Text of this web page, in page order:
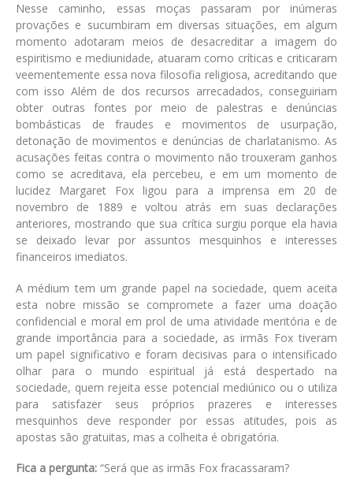
Nesse caminho, essas moças passaram por inúmeras
provações e sucumbiram em diversas situações, em algum
momento adotaram meios de desacreditar a imagem do
espiritismo e mediunidade, atuaram como críticas e criticaram
veementemente essa nova filosofia religiosa, acreditando que
com isso Além de dos recursos arrecadados, conseguiriam
obter outras fontes por meio de palestras e denúncias
bombásticas de fraudes e movimentos de usurpação,
detonação de movimentos e denúncias de charlatanismo. As
acusações feitas contra o movimento não trouxeram ganhos
como se acreditava, ela percebeu, e em um momento de
lucidez Margaret Fox ligou para a imprensa em 20 de
novembro de 1889 e voltou atrás em suas declarações
anteriores, mostrando que sua crítica surgiu porque ela havia
se deixado levar por assuntos mesquinhos e interesses
financeiros imediatos.
A médium tem um grande papel na sociedade, quem aceita
esta nobre missão se compromete a fazer uma doação
confidencial e moral em prol de uma atividade meritória e de
grande importância para a sociedade, as irmãs Fox tiveram
um papel significativo e foram decisivas para o intensificado
olhar para o mundo espiritual já está despertado na
sociedade, quem rejeita esse potencial mediúnico ou o utiliza
para satisfazer seus próprios prazeres e interesses
mesquinhos deve responder por essas atitudes, pois as
apostas são gratuitas, mas a colheita é obrigatória.
Fica a pergunta: “Será que as irmãs Fox fracassaram?